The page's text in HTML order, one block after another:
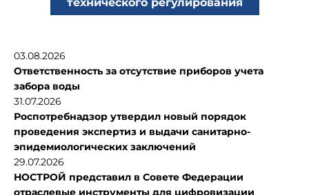
03.08.2026
Ответственность за отсутствие приборов учета
забора воды
31.07.2026
Роспотребнадзор утвердил новый порядок
проведения экспертиз и выдачи санитарно-
эпидемиологических заключений
29.07.2026
НОСТРОЙ представил в Совете Федерации
отраслевые инструменты для цифровизации